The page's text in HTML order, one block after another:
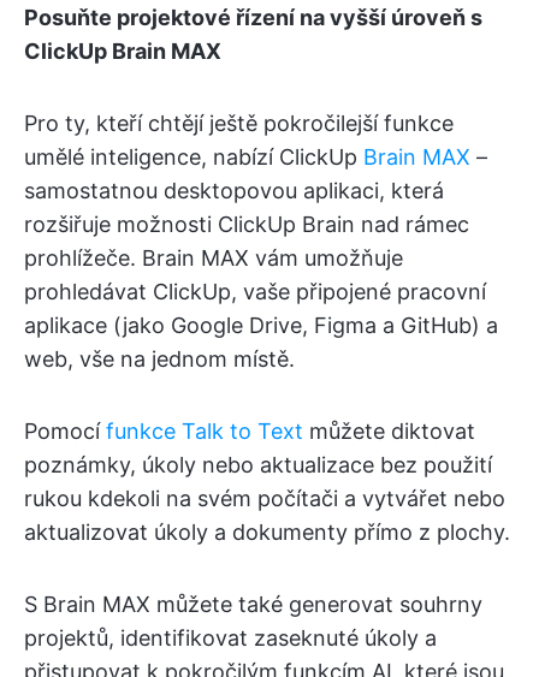
Posuňte projektové řízení na vyšší úroveň s
ClickUp Brain MAX
Pro ty, kteří chtějí ještě pokročilejší funkce
umělé inteligence, nabízí ClickUp Brain MAX –
samostatnou desktopovou aplikaci, která
rozšiřuje možnosti ClickUp Brain nad rámec
prohlížeče. Brain MAX vám umožňuje
prohledávat ClickUp, vaše připojené pracovní
aplikace (jako Google Drive, Figma a GitHub) a
web, vše na jednom místě.
Pomocífunkce Talk to Text můžete diktovat
poznámky, úkoly nebo aktualizace bez použití
rukou kdekoli na svém počítači a vytvářet nebo
aktualizovat úkoly a dokumenty přímo z plochy.
S Brain MAX můžete také generovat souhrny
projektů, identifikovat zaseknuté úkoly a